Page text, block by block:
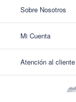
Sobre Nosotros
Nuestas tiendas
Mi Cuenta
Ver mis Pedidos
Recuperar
Atención al cliente
Políticas de